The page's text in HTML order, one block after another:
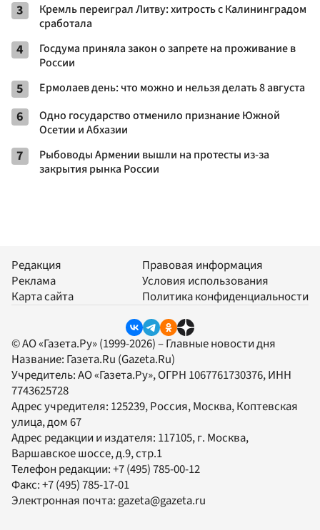
3
Кремль переиграл Литву: хитрость с Калининградом
сработала
4
Госдума приняла закон о запрете на проживание в
России
5 Ермолаев день: что можно и нельзя делать 8 августа
6
Одно государство отменило признание Южной
Осетии и Абхазии
7
Рыбоводы Армении вышли на протесты из-за
закрытия рынка России
Редакция
Реклама
Карта сайта
Правовая информация
Условия использования
Политика конфиденциальности
© АО «Газета.Ру» (1999-2026) – Главные новости дня
Название: Газета.Ru (Gazeta.Ru)
Учредитель:АО «Газета.Ру», ОГРН 1067761730376, ИНН
7743625728
Адрес учредителя: 125239, Россия, Москва, Коптевская
улица, дом 67
Адрес редакции и издателя: 117105, г. Москва,
Варшавское шоссе, д.9, стр.1
Телефон редакции:+7 (495) 785-00-12
Факс:+7 (495) 785-17-01
Электронная почта:gazeta@gazeta.ru